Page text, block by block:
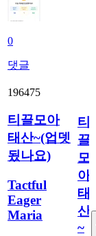
0
댓글
196475
티끌모아
태산~(업뎃
됬나요)
Tactful
Eager
Maria
티
끌
모
아
태
산
~